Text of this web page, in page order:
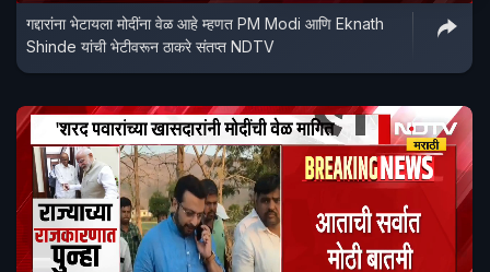
गद्दारांना भेटायला मोदींना वेळ आहे म्हणत PM Modi आणि Eknath
Shinde यांची भेटीवरून ठाकरे संतप्त NDTV